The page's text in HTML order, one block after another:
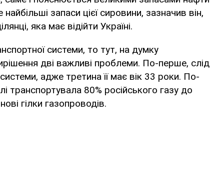
запаси цієї сировини, зазначив він,
яка має відійти Україні.
системи, то тут, на думку
дві важливі проблеми. По-перше, слід
адже третина її має вік 33 роки. По-
транспортувала 80% російського газу до
гілки газопроводів.